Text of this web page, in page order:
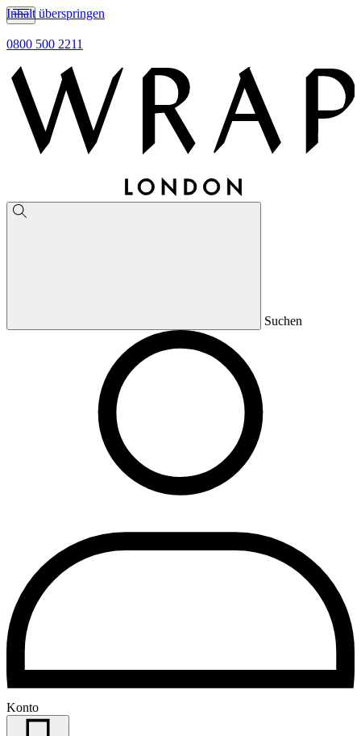
Inhalt überspringen
0800 500 2211
Suchen
Konto